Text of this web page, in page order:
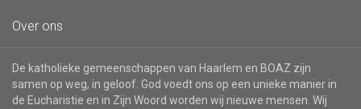
Over ons
De katholieke gemeenschappen van Haarlem en BOAZ zijn
samen op weg, in geloof. God voedt ons op een unieke manier in
de Eucharistie en in Zijn Woord worden wij nieuwe mensen. Wij